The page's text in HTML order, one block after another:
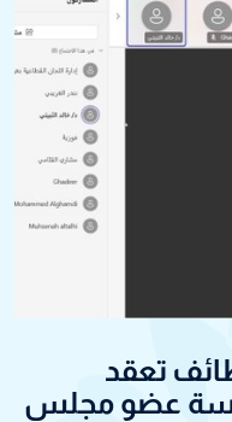
تعقد
عضو مجلس